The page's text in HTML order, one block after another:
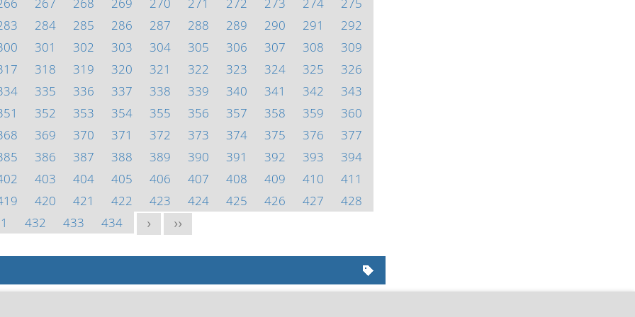
284 285 286 287 288 289 290 291
292
301 302 303 304 305 306 307 308
309
318 319 320 321 322 323 324 325
326
335 336 337 338 339 340 341 342
343
352 353 354 355 356 357 358 359
360
369 370 371 372 373 374 375 376
377
386 387 388 389 390 391 392 393
394
403 404 405 406 407 408 409 410
411
420 421 422 423 424 425 426 427
428
432 433 434 > >>